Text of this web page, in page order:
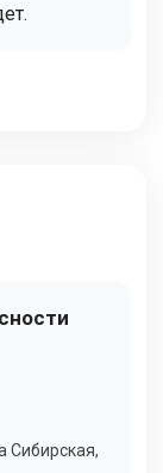
Сибирская,